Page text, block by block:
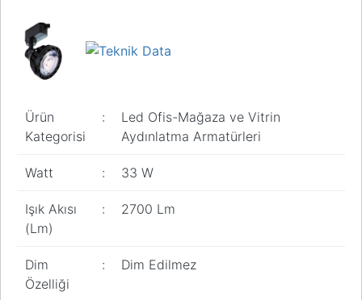
Ürün
Kategorisi
:
Led Ofis-Mağaza ve Vitrin
Aydınlatma Armatürleri
Watt : 33 W
Işık Akısı
(Lm)
: 2700 Lm
Dim
Özelliği
: Dim Edilmez